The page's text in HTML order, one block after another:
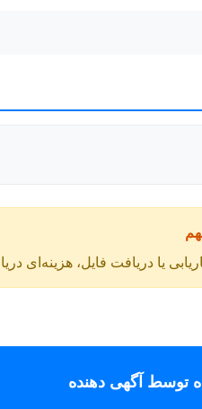
یا دریافت فایل، هزینه‌ای
توسط آگهی دهنده